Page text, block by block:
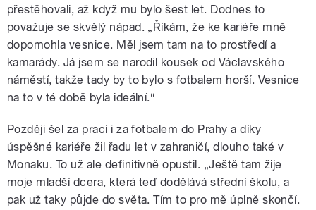
přestěhovali, až když mu bylo šest let. Dodnes to
považuje se skvělý nápad. „Říkám, že ke kariéře mně
dopomohla vesnice. Měl jsem tam na to prostředí a
kamarády. Já jsem se narodil kousek od Václavského
náměstí, takže tady by to bylo s fotbalem horší. Vesnice
na to v té době byla ideální.“
Později šel za prací i za fotbalem do Prahy a díky
úspěšné kariéře žil řadu let v zahraničí, dlouho také v
Monaku. To už ale definitivně opustil. „Ještě tam žije
moje mladší dcera, která teď dodělává střední školu, a
pak už taky půjde do světa. Tím to pro mě úplně skončí.